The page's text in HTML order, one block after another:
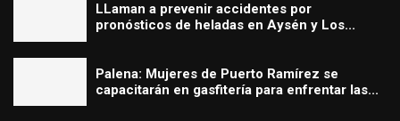
LLaman a prevenir accidentes por
pronósticos de heladas en Aysén y Los...
Palena: Mujeres de Puerto Ramírez se
capacitarán en gasfitería para enfrentar las...